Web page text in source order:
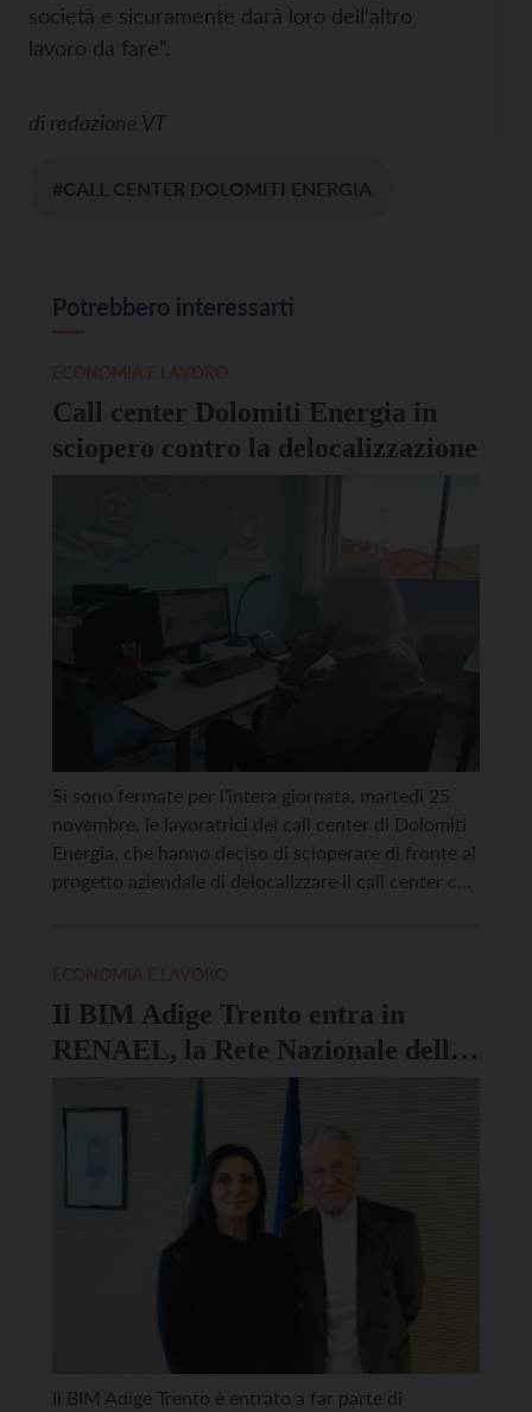
società e sicuramente darà loro dell’altro
lavoro da fare”.
di redazione VT
#CALL CENTER DOLOMITI ENERGIA
Potrebbero interessarti
Call center Dolomiti Energia in
sciopero contro la delocalizzazione
Si sono fermate per l’intera giornata, martedì 25
novembre, le lavoratrici del call center di Dolomiti
Energia, che hanno deciso di scioperare di fronte al
progetto aziendale di delocalizzare il call center che
Il BIM Adige Trento entra in
RENAEL, la Rete Nazionale delle
Agenzie Energetiche Locali
Il BIM Adige Trento è entrato a far parte di